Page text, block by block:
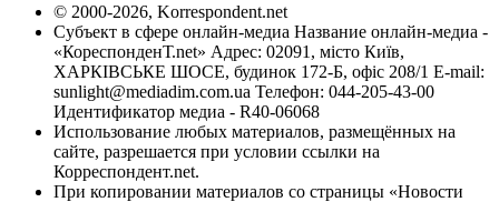
© 2000-2026, Korrespondent.net
Субъект в сфере онлайн-медиа Название онлайн-медиа -
«КореспонденТ.net» Адрес: 02091, місто Київ,
ХАРКІВСЬКЕ ШОСЕ, будинок 172-Б, офіс 208/1 E-mail:
sunlight@mediadim.com.ua Телефон: 044-205-43-00
Идентификатор медиа - R40-06068
Использование любых материалов, размещённых на
сайте, разрешается при условии ссылки на
Корреспондент.net.
При копировании материалов со страницы «Новости